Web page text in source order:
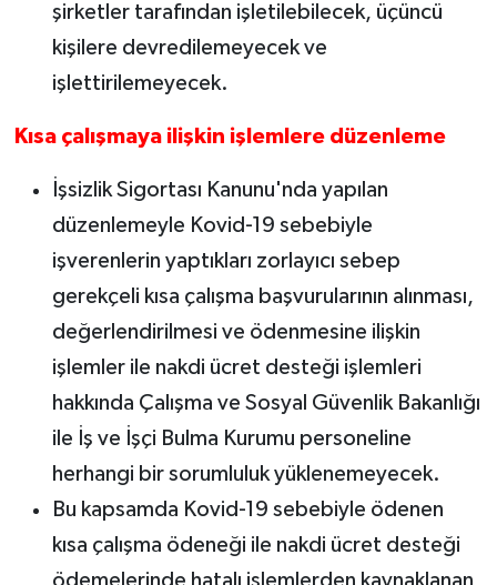
şirketler tarafından işletilebilecek, üçüncü
kişilere devredilemeyecek ve
işlettirilemeyecek.
Kısa çalışmaya ilişkin işlemlere düzenleme
İşsizlik Sigortası Kanunu'nda yapılan
düzenlemeyle Kovid-19 sebebiyle
işverenlerin yaptıkları zorlayıcı sebep
gerekçeli kısa çalışma başvurularının alınması,
değerlendirilmesi ve ödenmesine ilişkin
işlemler ile nakdi ücret desteği işlemleri
hakkında Çalışma ve Sosyal Güvenlik Bakanlığı
ile İş ve İşçi Bulma Kurumu personeline
herhangi bir sorumluluk yüklenemeyecek.
Bu kapsamda Kovid-19 sebebiyle ödenen
kısa çalışma ödeneği ile nakdi ücret desteği